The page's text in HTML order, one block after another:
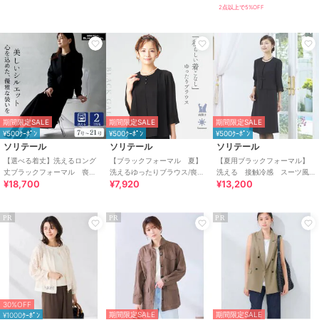
号2点以上で5%OFF
期間限定SALE
¥500ｸｰﾎﾟﾝ
ソリテール
【選べる着丈】洗えるロング
丈ブラックフォーマル 喪
服 礼服 卒業式 卒園式
¥18,700
期間限定SALE
¥500ｸｰﾎﾟﾝ
ソリテール
【ブラックフォーマル 夏】
洗えるゆったりブラウス/喪服/
礼服/レディース/法事/卒業式
¥7,920
期間限定SALE
¥500ｸｰﾎﾟﾝ
ソリテール
【夏用ブラックフォーマル】
洗える 接触冷感 スーツ風
前開きサマーフォーマルワン
¥13,200
PR
30%OFF
¥1000ｸｰﾎﾟﾝ
PR
期間限定SALE
PR
期間限定SALE